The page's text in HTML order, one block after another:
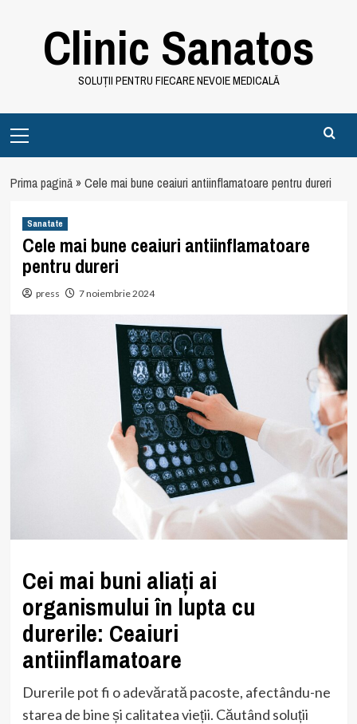
Clinic Sanatos
SOLUȚII PENTRU FIECARE NEVOIE MEDICALĂ
Menu
Prima pagină»Cele mai bune ceaiuri antiinflamatoare pentru dureri
Sanatate
Cele mai bune ceaiuri antiinflamatoare
pentru dureri
press 7 noiembrie 2024
Cei mai buni aliați ai
organismului în lupta cu
durerile: Ceaiuri
antiinflamatoare
Durerile pot fi o adevărată pacoste, afectându-ne
starea de bine și calitatea vieții. Căutând soluții